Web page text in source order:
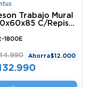
Trabajo Mural
C/Repisa
1800E
.990 Ahorra$12.000
.990